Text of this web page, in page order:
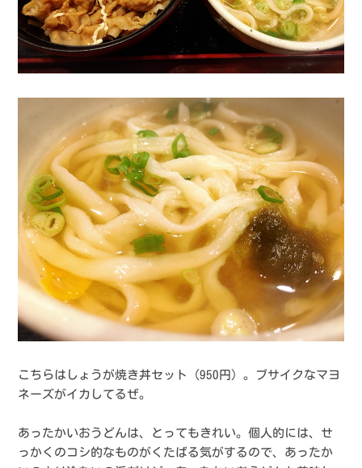
こちらはしょうが焼き丼セット（950円）。ブサイクなマヨ
ネーズがイカしてるぜ。
あったかいおうどんは、とってもきれい。個人的には、せ
っかくのコシ的なものがくたばる気がするので、あったか